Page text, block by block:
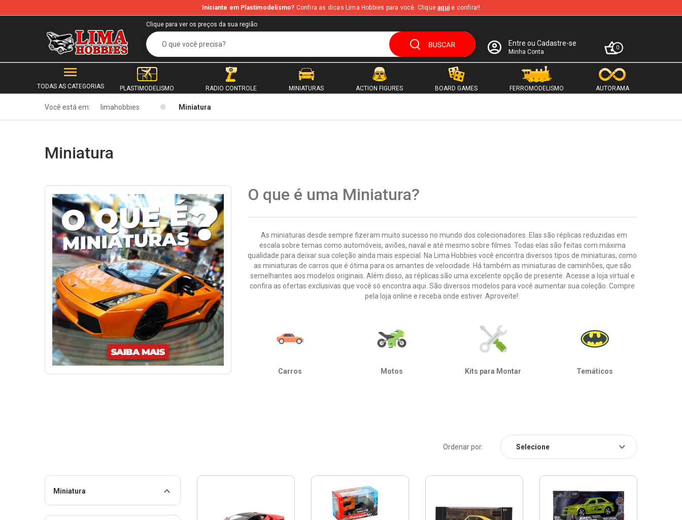
b
Iniciante em Plastimodelismo? Confira as dicas Lima Hobbies para você. Cliqueaqui e confira!!
Clique para ver os preços da sua região
Entre ou Cadastre-se
Minha Conta
0
TODAS AS CATEGORIAS PLASTIMODELISMO RADIO CONTROLE MINIATURAS ACTION FIGURES BOARD GAMES FERROMODELISMO AUTORAMA
Você está em: limahobbies Miniatura
Miniatura
O que é uma Miniatura?
As miniaturas desde sempre fizeram muito sucesso no mundo dos colecionadores. Elas são réplicas reduzidas em
escala sobre temas como automóveis, aviões, naval e até mesmo sobre filmes. Todas elas são feitas com máxima
qualidade para deixar sua coleção ainda mais especial. Na Lima Hobbies você encontra diversos tipos de miniaturas, como
as miniaturas de carros que é ótima para os amantes de velocidade. Há também as miniaturas de caminhões, que são
semelhantes aos modelos originais. Além disso, as réplicas são uma excelente opção de presente. Acesse a loja virtual e
confira as ofertas exclusivas que você só encontra aqui. São diversos modelos para você aumentar sua coleção. Compre
pela loja online e receba onde estiver. Aproveite!:
Carros Motos Kits para Montar Temáticos
Miniatura
Ordenar por: